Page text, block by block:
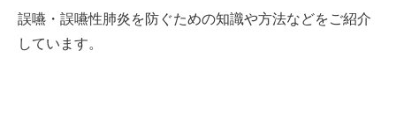
誤嚥・誤嚥性肺炎を防ぐための知識や方法などをご紹介
しています。